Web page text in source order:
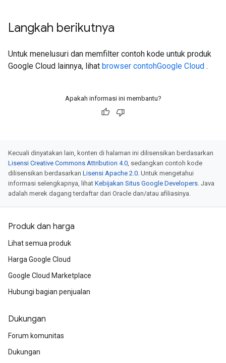
Langkah berikutnya
Untuk menelusuri dan memfilter contoh kode untuk produk
Google Cloud lainnya, lihat browser contohGoogle Cloud .
Apakah informasi ini membantu?
Kecuali dinyatakan lain, konten di halaman ini dilisensikan berdasarkan
Lisensi Creative Commons Attribution 4.0, sedangkan contoh kode
dilisensikan berdasarkan Lisensi Apache 2.0. Untuk mengetahui
informasi selengkapnya, lihat Kebijakan Situs Google Developers. Java
adalah merek dagang terdaftar dari Oracle dan/atau afiliasinya.
Produk dan harga
Lihat semua produk
Harga Google Cloud
Google Cloud Marketplace
Hubungi bagian penjualan
Dukungan
Forum komunitas
Dukungan